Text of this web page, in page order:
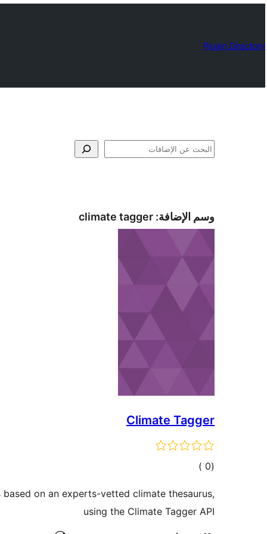
Plugin Directory
البحث
وسم الإضافة: climate tagger
Climate Tagger
(0
إجمالي)
on an experts-vetted climate thesaurus,
using the Climate Tagger API